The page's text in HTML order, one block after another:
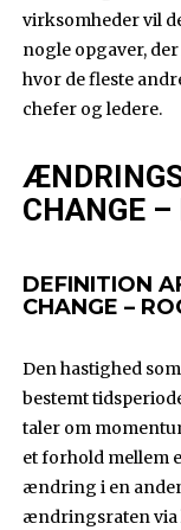
virksomheder vil
nogle opgaver,
hvor de fleste
chefer og ledere.
CHANGE –
DEFINITION
CHANGE –
Den hastighed
bestemt
taler om
et forhold mellem
ændring i en
ændringsraten